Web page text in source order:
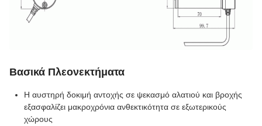
Βασικά Πλεονεκτήματα
Η αυστηρή δοκιμή αντοχής σε ψεκασμό αλατιού και βροχής
εξασφαλίζει μακροχρόνια ανθεκτικότητα σε εξωτερικούς
χώρους